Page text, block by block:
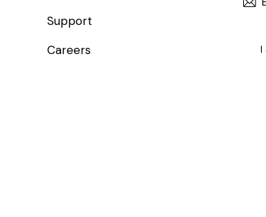
Support
Careers
I